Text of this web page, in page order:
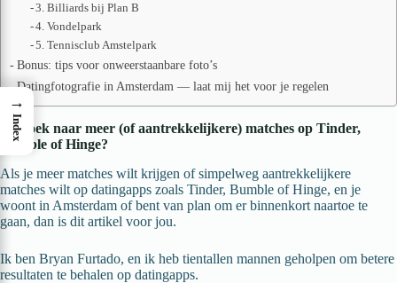
3. Billiards bij Plan B
4. Vondelpark
5. Tennisclub Amstelpark
Bonus: tips voor onweerstaanbare foto’s
Datingfotografie in Amsterdam — laat mij het voor je regelen
Op zoek naar meer (of aantrekkelijkere) matches op Tinder,
Bumble of Hinge?
Als je meer matches wilt krijgen of simpelweg aantrekkelijkere
matches wilt op datingapps zoals Tinder, Bumble of Hinge, en je
woont in Amsterdam of bent van plan om er binnenkort naartoe te
gaan, dan is dit artikel voor jou.
Ik ben Bryan Furtado, en ik heb tientallen mannen geholpen om betere
resultaten te behalen op datingapps.
→
Index